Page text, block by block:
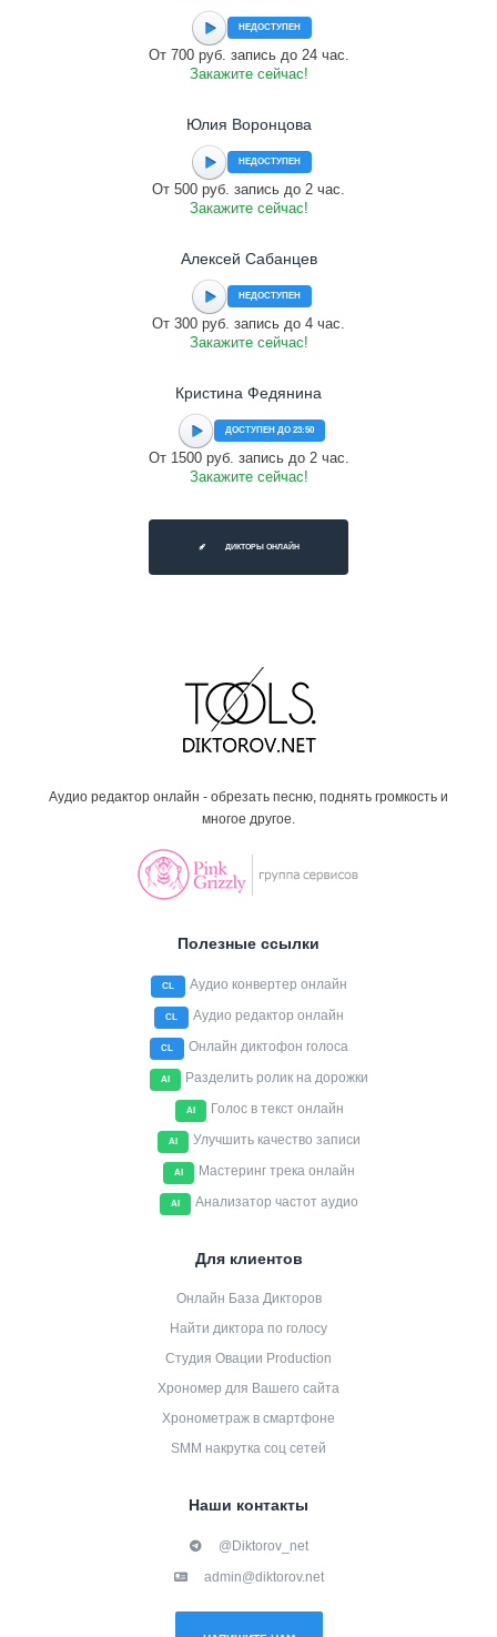
НЕДОСТУПЕН
От 700 руб. запись до 24 час.
Закажите сейчас!
Юлия Воронцова
НЕДОСТУПЕН
От 500 руб. запись до 2 час.
Закажите сейчас!
Алексей Сабанцев
НЕДОСТУПЕН
От 300 руб. запись до 4 час.
Закажите сейчас!
Кристина Федянина
ДОСТУПЕН ДО 23:50
От 1500 руб. запись до 2 час.
Закажите сейчас!
ДИКТОРЫ ОНЛАЙН
Аудио редактор онлайн - обрезать песню, поднять громкость и
многое другое.
Полезные ссылки
CL Аудио конвертер онлайн
CL Аудио редактор онлайн
CL Онлайн диктофон голоса
AI Разделить ролик на дорожки
AI Голос в текст онлайн
AI Улучшить качество записи
AI Мастеринг трека онлайн
AI Анализатор частот аудио
Для клиентов
Онлайн База Дикторов
Найти диктора по голосу
Студия Овации Production
Хрономер для Вашего сайта
Хронометраж в смартфоне
SMM накрутка соц сетей
Наши контакты
@Diktorov_net
admin@diktorov.net